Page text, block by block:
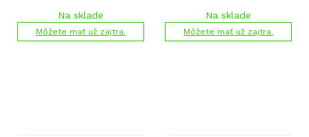
Na sklade
Môžete mať už zajtra.
Na sklade
Môžete mať už zajtra.